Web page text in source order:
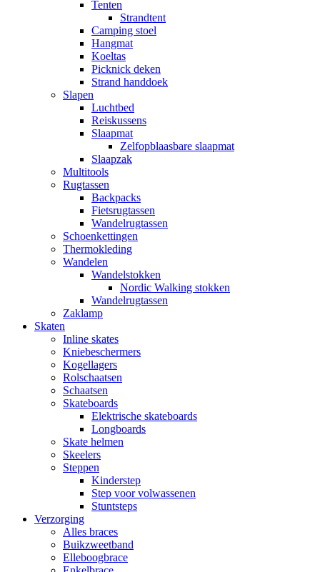
Tenten
Strandtent
Camping stoel
Hangmat
Koeltas
Picknick deken
Strand handdoek
Slapen
Luchtbed
Reiskussens
Slaapmat
Zelfopblaasbare slaapmat
Slaapzak
Multitools
Rugtassen
Backpacks
Fietsrugtassen
Wandelrugtassen
Schoenkettingen
Thermokleding
Wandelen
Wandelstokken
Nordic Walking stokken
Wandelrugtassen
Zaklamp
Skaten
Inline skates
Kniebeschermers
Kogellagers
Rolschaatsen
Schaatsen
Skateboards
Elektrische skateboards
Longboards
Skate helmen
Skeelers
Steppen
Kinderstep
Step voor volwassenen
Stuntsteps
Verzorging
Alles braces
Buikzweetband
Elleboogbrace